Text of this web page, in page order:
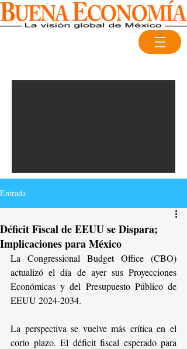
Entrada
Déficit Fiscal de EEUU se Dispara;
Implicaciones para México
La Congressional Budget Office (CBO)
actualizó el día de ayer sus Proyecciones
Económicas y del Presupuesto Público de
EEUU 2024-2034.
La perspectiva se vuelve más crítica en el
corto plazo. El déficit fiscal esperado para